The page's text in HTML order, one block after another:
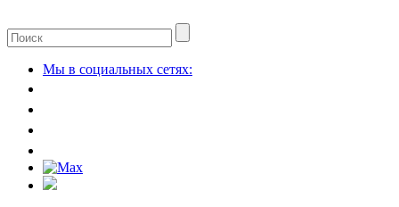
Мы в социальных сетях: